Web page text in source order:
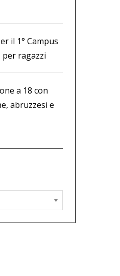
il 1° Campus
ragazzi
a 18 con
abruzzesi e